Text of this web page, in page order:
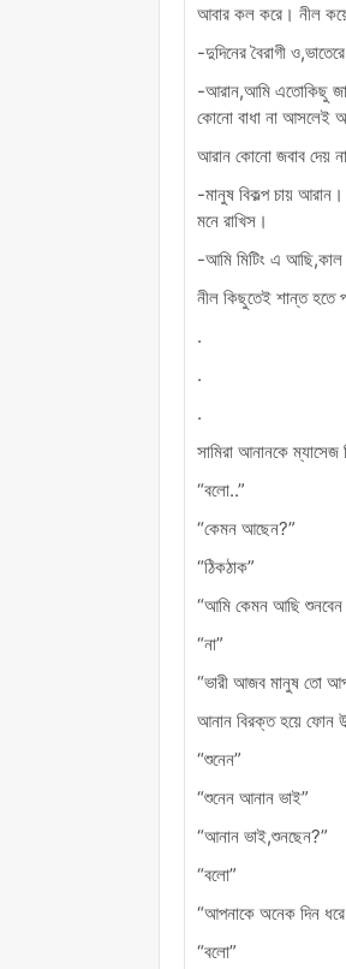
আবার কল করে। নীল
-দুদিনের বৈরাগী
-আরান,আমি এতোকিছু
কোনো বাধা না আসলেই
আরান কোনো জবাব দেয়
-মানুষ বিকল্প চায়
মনে রাখিস।
-আমি মিটিং এ
নীল কিছুতেই শান্ত হতে
.
.
.
সামিরা আনানকে ম্যাসেজ
“বলো..”
“কেমন আছেন?”
“ঠিকঠাক”
“আমি কেমন আছি শুনবেন
“না”
“ভারী আজব মানুষ তো
আনান বিরক্ত হয়ে ফোন
“শুনেন”
“শুনেন আনান ভাই”
“আনান ভাই,শুনছেন?”
“বলো”
“আপনাকে অনেক দিন
“বলো”